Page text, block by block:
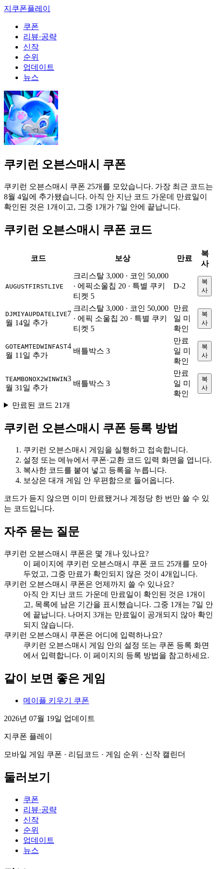
본
지쿠폰플레이
쿠폰
리뷰·공략
신작
순위
업데이트
뉴스
쿠키런 오븐스매시 쿠폰
쿠키런 오븐스매시 쿠폰 25개를 모았습니다. 가장 최근 코드는
8월 4일에 추가됐습니다. 아직 안 지난 코드 가운데 만료일이
확인된 것은 1개이고, 그중 1개가 7일 안에 끝납니다.
쿠키런 오븐스매시 쿠폰 코드
코드 보상 만료
복
사
AUGUSTFIRSTLIVE
크리스탈 3,000 · 코인 50,000
· 에픽소울칩 20 · 특별 쿠키
티켓 5
D-2
복
사
DJMIYAUPDATELIVE7
월 14일 추가
크리스탈 3,000 · 코인 50,000
· 에픽 소울칩 20 · 특별 쿠키
티켓 5
만료
일 미
확인
복
사
GOTEAMTEDWINFAST4
월 11일 추가
배틀박스 3
만료
일 미
확인
복
사
TEAMBONOX2WINWIN3
월 31일 추가
배틀박스 3
만료
일 미
확인
복
사
만료된 코드 21개
쿠키런 오븐스매시 쿠폰 등록 방법
쿠키런 오븐스매시 게임을 실행하고 접속합니다.
설정 또는 메뉴에서 쿠폰·교환 코드 입력 화면을 엽니다.
복사한 코드를 붙여 넣고 등록을 누릅니다.
보상은 대개 게임 안 우편함으로 들어옵니다.
코드가 듣지 않으면 이미 만료됐거나 계정당 한 번만 쓸 수 있
는 코드입니다.
자주 묻는 질문
쿠키런 오븐스매시 쿠폰은 몇 개나 있나요?
이 페이지에 쿠키런 오븐스매시 쿠폰 코드 25개를 모아
두었고, 그중 만료가 확인되지 않은 것이 4개입니다.
쿠키런 오븐스매시 쿠폰은 언제까지 쓸 수 있나요?
아직 안 지난 코드 가운데 만료일이 확인된 것은 1개이
고, 목록에 남은 기간을 표시했습니다. 그중 1개는 7일 안
에 끝납니다. 나머지 3개는 만료일이 공개되지 않아 확인
되지 않습니다.
쿠키런 오븐스매시 쿠폰은 어디에 입력하나요?
쿠키런 오븐스매시 게임 안의 설정 또는 쿠폰 등록 화면
에서 입력합니다. 이 페이지의 등록 방법을 참고하세요.
같이 보면 좋은 게임
메이플 키우기 쿠폰
2026년 07월 19일 업데이트
지쿠폰 플레이
모바일 게임 쿠폰 · 리딤코드 · 게임 순위 · 신작 캘린더
둘러보기
쿠폰
리뷰·공략
신작
순위
업데이트
뉴스